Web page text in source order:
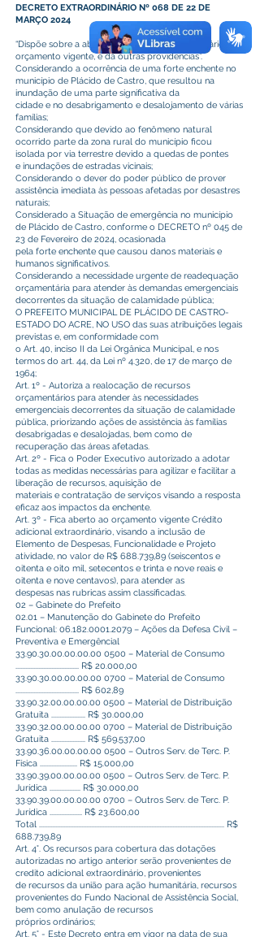
DECRETO EXTRAORDINÁRIO Nº 068 DE 22 DE
MARÇO 2024
“Dispõe sobre a abertura de Crédito extraordinário ao
orçamento vigente, e dá outras providências”.
Considerando a ocorrência de uma forte enchente no
município de Plácido de Castro, que resultou na
inundação de uma parte significativa da
cidade e no desabrigamento e desalojamento de várias
famílias;
Considerando que devido ao fenômeno natural
ocorrido parte da zona rural do município ficou
isolada por via terrestre devido a quedas de pontes
e inundações de estradas vicinais;
Considerando o dever do poder público de prover
assistência imediata às pessoas afetadas por desastres
naturais;
Considerado a Situação de emergência no município
de Plácido de Castro, conforme o DECRETO nº 045 de
23 de Fevereiro de 2024, ocasionada
pela forte enchente que causou danos materiais e
humanos significativos.
Considerando a necessidade urgente de readequação
orçamentária para atender às demandas emergenciais
decorrentes da situação de calamidade pública;
O PREFEITO MUNICIPAL DE PLÁCIDO DE CASTRO-
ESTADO DO ACRE, NO USO das suas atribuições legais
previstas e, em conformidade com
o Art. 40, inciso II da Lei Orgânica Municipal, e nos
termos do art. 44, da Lei nº 4.320, de 17 de março de
1964;
Art. 1º - Autoriza a realocação de recursos
orçamentários para atender às necessidades
emergenciais decorrentes da situação de calamidade
pública, priorizando ações de assistência às famílias
desabrigadas e desalojadas, bem como de
recuperação das áreas afetadas.
Art. 2º - Fica o Poder Executivo autorizado a adotar
todas as medidas necessárias para agilizar e facilitar a
liberação de recursos, aquisição de
materiais e contratação de serviços visando a resposta
eficaz aos impactos da enchente.
Art. 3º - Fica aberto ao orçamento vigente Crédito
adicional extraordinário, visando a inclusão de
Elemento de Despesas, Funcionalidade e Projeto
atividade, no valor de R$ 688.739,89 (seiscentos e
oitenta e oito mil, setecentos e trinta e nove reais e
oitenta e nove centavos), para atender as
despesas nas rubricas assim classificadas.
02 – Gabinete do Prefeito
02.01 – Manutenção do Gabinete do Prefeito
Funcional: 06.182.0001.2079 – Ações da Defesa Civil –
Preventiva e Emergêncial
33.90.30.00.00.00.00 0500 – Material de Consumo
....................................... R$ 20.000,00
33.90.30.00.00.00.00 0700 – Material de Consumo
....................................... R$ 602,89
33.90.32.00.00.00.00 0500 – Material de Distribuição
Gratuita ..................... R$ 30.000,00
33.90.32.00.00.00.00 0700 – Material de Distribuição
Gratuita ..................... R$ 569.537,00
33.90.36.00.00.00.00 0500 – Outros Serv. de Terc. P.
Física ....................... R$ 15.000,00
33.90.39.00.00.00.00 0500 – Outros Serv. de Terc. P.
Jurídica ................... R$ 30.000,00
33.90.39.00.00.00.00 0700 – Outros Serv. de Terc. P.
Jurídica .................... R$ 23.600,00
Total .................................................................................................................. R$
688.739,89
Art. 4°. Os recursos para cobertura das dotações
autorizadas no artigo anterior serão provenientes de
credito adicional extraordinário, provenientes
de recursos da união para ação humanitária, recursos
provenientes do Fundo Nacional de Assistência Social,
bem como anulação de recursos
próprios ordinários;
Art. 5° - Este Decreto entra em vigor na data de sua